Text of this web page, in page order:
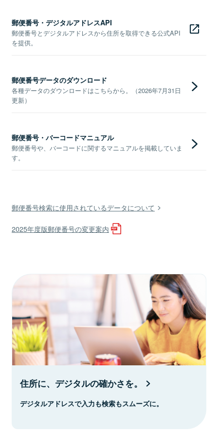
郵便番号・デジタルアドレスAPI
郵便番号とデジタルアドレスから住所を取得できる公式API
を提供。
郵便番号データのダウンロード
各種データのダウンロードはこちらから。（2026年7月31日
更新）
郵便番号・バーコードマニュアル
郵便番号や、バーコードに関するマニュアルを掲載していま
す。
郵便番号検索に使用されているデータについて
2025年度版郵便番号の変更案内
住所に、デジタルの確かさを。
デジタルアドレスで入力も検索もスムーズに。